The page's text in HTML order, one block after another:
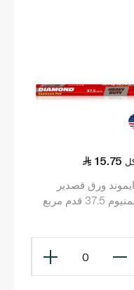
15.75
ورق قصدير
37.5 قدم مربع
0